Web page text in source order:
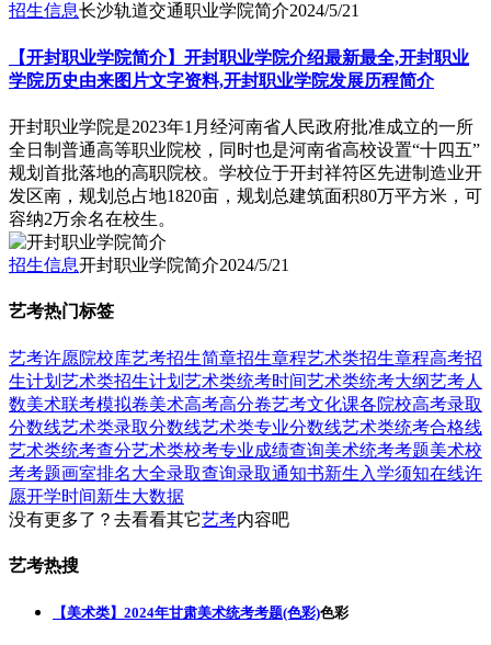
招生信息长沙轨道交通职业学院简介2024/5/21
【开封职业学院简介】开封职业学院介绍最新最全,开封职业
学院历史由来图片文字资料,开封职业学院发展历程简介
开封职业学院是2023年1月经河南省人民政府批准成立的一所
全日制普通高等职业院校，同时也是河南省高校设置“十四五”
规划首批落地的高职院校。学校位于开封祥符区先进制造业开
发区南，规划总占地1820亩，规划总建筑面积80万平方米，可
容纳2万余名在校生。
招生信息开封职业学院简介2024/5/21
艺考热门标签
艺考许愿院校库艺考招生简章招生章程艺术类招生章程高考招
生计划 艺术类招生计划 艺术类统考时间艺术类统考大纲艺考人
数美术联考模拟卷美术高考高分卷艺考文化课各院校高考录取
分数线艺术类录取分数线艺术类专业分数线艺术类统考合格线
艺术类统考查分艺术类校考专业成绩查询美术统考考题美术校
考考题画室排名大全录取查询录取通知书新生入学须知在线许
愿开学时间新生大数据
没有更多了？去看看其它艺考内容吧
艺考热搜
【美术类】2024年甘肃美术统考考题(色彩)色彩